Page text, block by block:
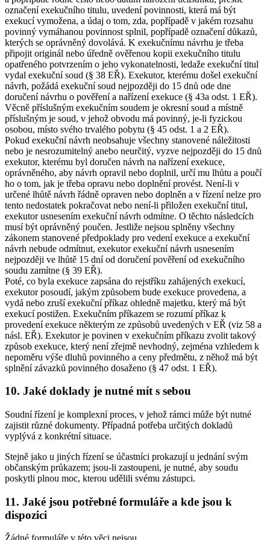
označení exekučního titulu, uvedení povinnosti, která má být
exekucí vymožena, a údaj o tom, zda, popřípadě v jakém rozsahu
povinný vymáhanou povinnost splnil, popřípadě označení důkazů,
kterých se oprávněný dovolává. K exekučnímu návrhu je třeba
připojit originál nebo úředně ověřenou kopii exekučního titulu
opatřeného potvrzením o jeho vykonatelnosti, ledaže exekuční titul
vydal exekuční soud (§ 38 EŘ). Exekutor, kterému došel exekuční
návrh, požádá exekuční soud nejpozději do 15 dnů ode dne
doručení návrhu o pověření a nařízení exekuce (§ 43a odst. 1 EŘ).
Věcně příslušným exekučním soudem je okresní soud a místně
příslušným je soud, v jehož obvodu má povinný, je-li fyzickou
osobou, místo svého trvalého pobytu (§ 45 odst. 1 a 2 EŘ).
Pokud exekuční návrh neobsahuje všechny stanovené náležitosti
nebo je nesrozumitelný anebo neurčitý, vyzve nejpozději do 15 dnů
exekutor, kterému byl doručen návrh na nařízení exekuce,
oprávněného, aby návrh opravil nebo doplnil, určí mu lhůtu a poučí
ho o tom, jak je třeba opravu nebo doplnění provést. Není-li v
určené lhůtě návrh řádně opraven nebo doplněn a v řízení nelze pro
tento nedostatek pokračovat nebo není-li přiložen exekuční titul,
exekutor usnesením exekuční návrh odmítne. O těchto následcích
musí být oprávněný poučen. Jestliže nejsou splněny všechny
zákonem stanovené předpoklady pro vedení exekuce a exekuční
návrh nebude odmítnut, exekutor exekuční návrh usnesením
nejpozději ve lhůtě 15 dní od doručení pověření od exekučního
soudu zamítne (§ 39 EŘ).
Poté, co byla exekuce zapsána do rejstříku zahájených exekucí,
exekutor posoudí, jakým způsobem bude exekuce provedena, a
vydá nebo zruší exekuční příkaz ohledně majetku, který má být
exekucí postižen. Exekučním příkazem se rozumí příkaz k
provedení exekuce některým ze způsobů uvedených v EŘ (viz 58 a
násl. EŘ). Exekutor je povinen v exekučním příkazu zvolit takový
způsob exekuce, který není zřejmě nevhodný, zejména vzhledem k
nepoměru výše dluhů povinného a ceny předmětu, z něhož má být
splnění závazků povinného dosaženo (§ 47 odst. 1 EŘ).
10. Jaké doklady je nutné mít s sebou
Soudní řízení je komplexní proces, v jehož rámci může být nutné
zajistit různé dokumenty. Případná potřeba určitých dokladů
vyplývá z konkrétní situace.
Stejně jako u jiných řízení se účastníci prokazují u jednání svým
občanským průkazem; jsou-li zastoupeni, je nutné, aby soudu
poskytli plnou moc, kterou udělili svému zástupci.
11. Jaké jsou potřebné formuláře a kde jsou k
dispozici